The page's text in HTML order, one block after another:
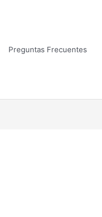
Preguntas Frecuentes